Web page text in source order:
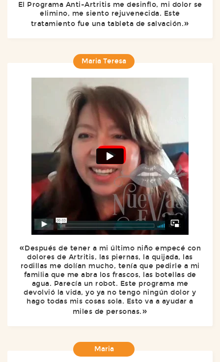
El Programa Anti-Artritis me desinflo, mi dolor se
elimino, me siento rejuvenecida. Este
tratamiento fue una tableta de salvación.
Maria Teresa
Después de tener a mi último niño empecé con
dolores de Artritis, las piernas, la quijada, las
rodillas me dolían mucho, tenía que pedirle a mi
familia que me abra los frascos, las botellas de
agua. Parecía un robot. Este programa me
devolvió la vida, yo ya no tengo ningún dolor y
hago todas mis cosas sola. Esto va a ayudar a
miles de personas.
Maria